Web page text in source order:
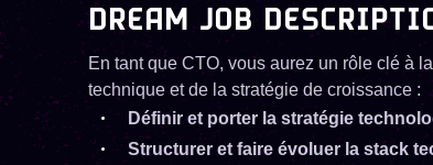
DREAM JOB
En tant que CTO, vous aurez un rôle clé à
technique et de la stratégie de croissance :
Définir et porter la stratégie
Structurer et faire évoluer la stack